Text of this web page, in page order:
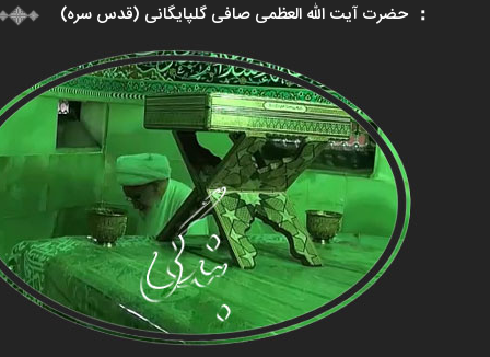
حضرت آیت الله العظمی صافی گلپایگانی (قدس سره)